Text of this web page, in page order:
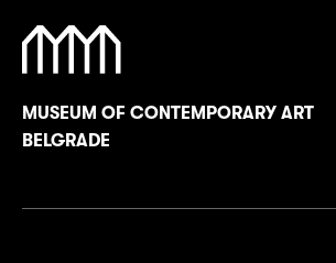
MUSEUM OF CONTEMPORARY ART
BELGRADE